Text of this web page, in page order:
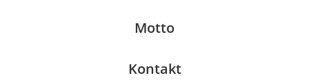
Motto
Kontakt